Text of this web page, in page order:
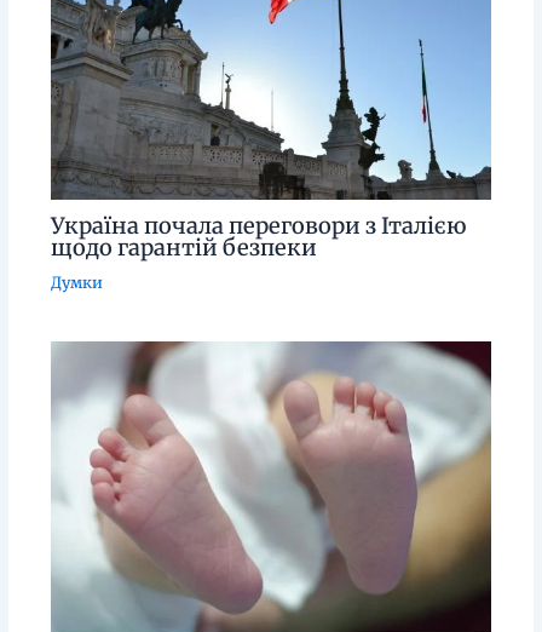
Україна почала переговори з Італією
щодо гарантій безпеки
Думки